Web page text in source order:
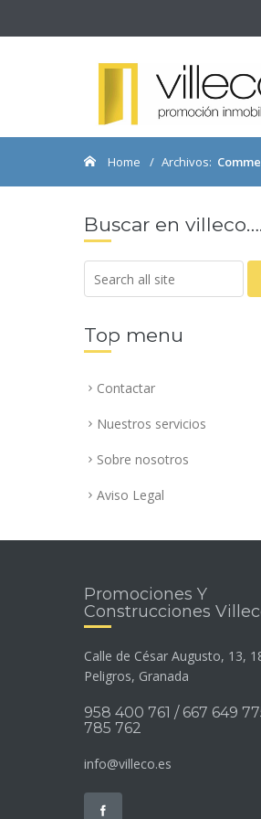
Home Archivos:
Buscar en villeco….
Top menu
Contactar
Nuestros servicios
Sobre nosotros
Aviso Legal
Promociones Y
Construcciones
Calle de César Augusto, 13,
Peligros, Granada
958 400 761 / 667 649
785 762
info@villeco.es